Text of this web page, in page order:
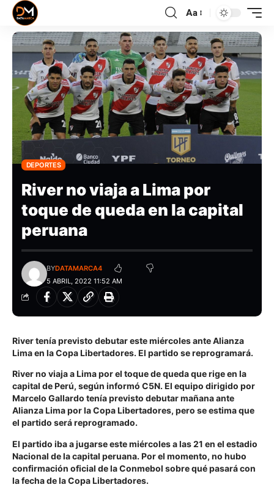
Aa
DEPORTES
River no viaja a Lima por
toque de queda en la capital
peruana
5 ABRIL, 2022 11:52 AM
BYDATAMARCA4
River tenía previsto debutar este miércoles ante Alianza
Lima en la Copa Libertadores. El partido se reprogramará.
River no viaja a Lima por el toque de queda que rige en la
capital de Perú, según informó C5N. El equipo dirigido por
Marcelo Gallardo tenía previsto debutar mañana ante
Alianza Lima por la Copa Libertadores, pero se estima que
el partido será reprogramado.
El partido iba a jugarse este miércoles a las 21 en el estadio
Nacional de la capital peruana. Por el momento, no hubo
confirmación oficial de la Conmebol sobre qué pasará con
la fecha de la Copa Libertadores.